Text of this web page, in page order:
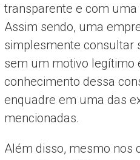
transparente e com
Assim sendo, uma
simplesmente consultar
sem um motivo legítimo
conhecimento dessa
enquadre em uma das
mencionadas.
Além disso, mesmo nos